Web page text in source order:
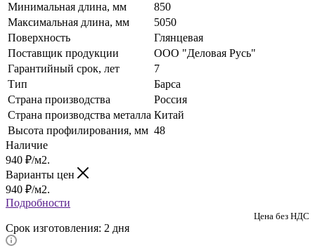
Минимальная длина, мм
850
Максимальная длина, мм
5050
Поверхность
Глянцевая
Поставщик продукции
ООО "Деловая Русь"
Гарантийный срок, лет
7
Тип
Барса
Страна производства
Россия
Страна производства металла Китай
Высота профилирования, мм 48
Наличие
940 ₽/м2.
Варианты цен
940 ₽/м2.
Подробности
Цена без НДС
Срок изготовления: 2 дня